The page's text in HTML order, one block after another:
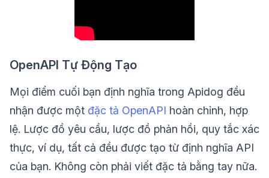
OpenAPI Tự Động Tạo
Mọi điểm cuối bạn định nghĩa trong Apidog đều
nhận được một đặc tả OpenAPI hoàn chỉnh, hợp
lệ. Lược đồ yêu cầu, lược đồ phản hồi, quy tắc xác
thực, ví dụ, tất cả đều được tạo từ định nghĩa API
của bạn. Không còn phải viết đặc tả bằng tay nữa.